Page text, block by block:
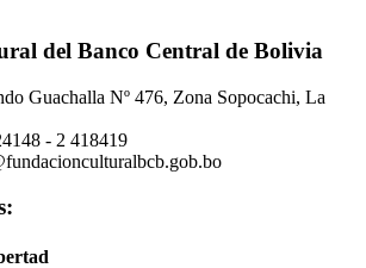
del Banco Central de Bolivia
Guachalla Nº 476, Zona Sopocachi, La
- 2 418419